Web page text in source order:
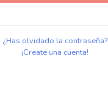
¿Has olvidado la contraseña?
¡Create una cuenta!